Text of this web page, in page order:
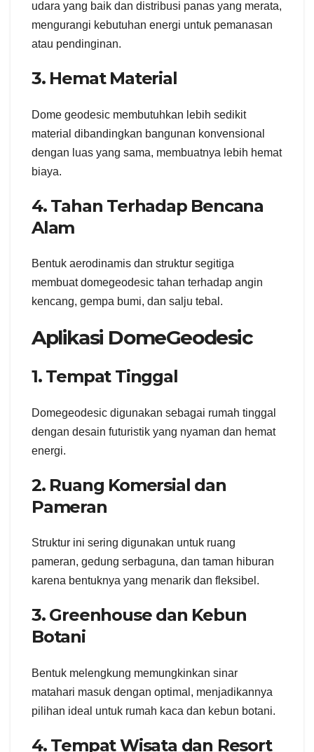
udara yang baik dan distribusi panas yang merata,
mengurangi kebutuhan energi untuk pemanasan
atau pendinginan.
3. Hemat Material
Dome geodesic membutuhkan lebih sedikit
material dibandingkan bangunan konvensional
dengan luas yang sama, membuatnya lebih hemat
biaya.
4. Tahan Terhadap Bencana
Alam
Bentuk aerodinamis dan struktur segitiga
membuat domegeodesic tahan terhadap angin
kencang, gempa bumi, dan salju tebal.
Aplikasi DomeGeodesic
1. Tempat Tinggal
Domegeodesic digunakan sebagai rumah tinggal
dengan desain futuristik yang nyaman dan hemat
energi.
2. Ruang Komersial dan
Pameran
Struktur ini sering digunakan untuk ruang
pameran, gedung serbaguna, dan taman hiburan
karena bentuknya yang menarik dan fleksibel.
3. Greenhouse dan Kebun
Botani
Bentuk melengkung memungkinkan sinar
matahari masuk dengan optimal, menjadikannya
pilihan ideal untuk rumah kaca dan kebun botani.
4. Tempat Wisata dan Resort